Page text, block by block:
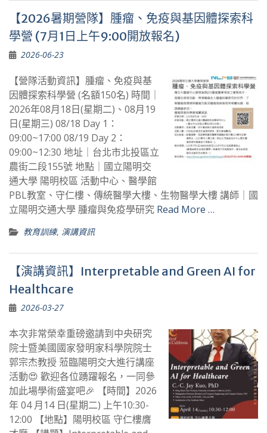
【2026暑期營隊】腫瘤、免疫與基因體探索科
學營 (7月1日上午9:00開放報名)
2026-06-23
【營隊活動資訊】腫瘤、免疫與基
因體探索科學營 (名額150名) 時間｜
2026年08月18日(星期二)、08月19
日(星期三) 08/18 Day 1：
09:00~17:00 08/19 Day 2：
09:00~12:30 地址｜台北市北投區立
農街二段155號 地點｜國立陽明交
通大學 陽明校區 活動中心、醫學館
PBL教室、守仁樓、傳統醫學大樓、生物醫學大樓 講師｜國
立陽明交通大學 腫瘤與免疫學研究 Read More …
教育訓練, 演講資訊
【演講資訊】Interpretable and Green AI for
Healthcare
2026-03-27
本次非常榮幸重磅邀請到中央研究
院士暨美國國家發明家科學院院士
郭宗杰教授 蒞臨陽明交大進行講座
活動😍 歡迎各位踴躍報名，一同參
加此場學術盛宴吧🎉 【時間】2026
年 04 月14 日(星期二) 上午10:30-
12:00 【地點】陽明校區 守仁樓膺